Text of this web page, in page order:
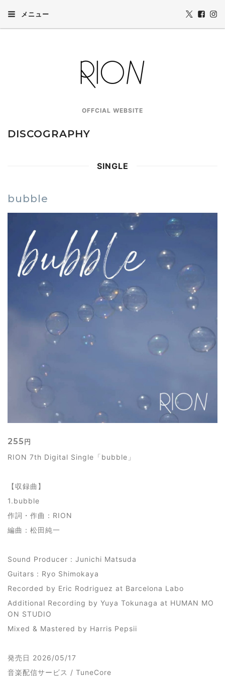
メニュー
OFFCIAL WEBSITE
DISCOGRAPHY
SINGLE
bubble
255 円
RION 7th Digital Single「bubble」
【収録曲】
1.bubble
作詞・作曲：RION
編曲：松田純一
Sound Producer : Junichi Matsuda
Guitars : Ryo Shimokaya
Recorded by Eric Rodriguez at Barcelona Labo
Additional Recording by Yuya Tokunaga at HUMAN MO
ON STUDIO
Mixed & Mastered by Harris Pepsii
発売日 2026/05/17
音楽配信サービス / TuneCore